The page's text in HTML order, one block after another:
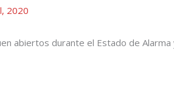
2020
abiertos durante el Estado de Alarma